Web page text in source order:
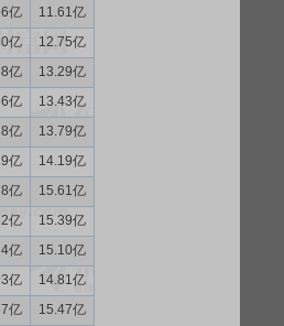
亿
11.61亿
亿
12.75亿
亿
13.29亿
亿
13.43亿
亿
13.79亿
亿
14.19亿
亿
15.61亿
亿
15.39亿
亿
15.10亿
亿
14.81亿
亿
15.47亿